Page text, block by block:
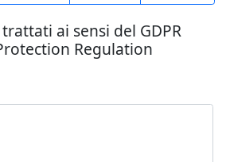
ai sensi del GDPR
Regulation